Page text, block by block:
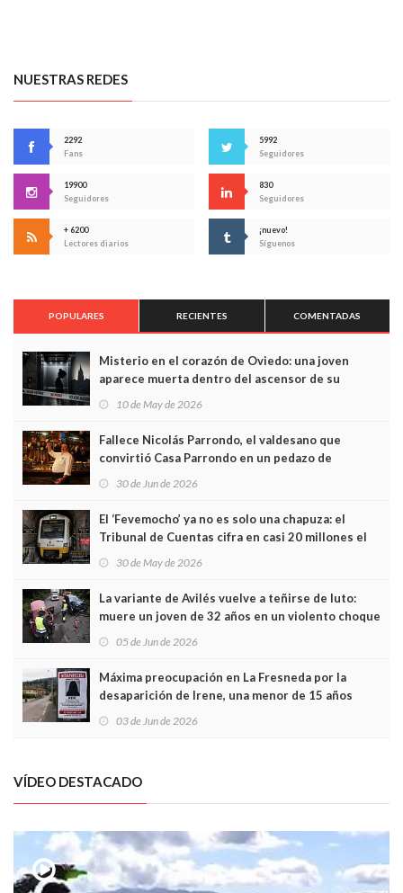
NUESTRAS REDES
2292
Fans
5992
Seguidores
19900
Seguidores
830
Seguidores
+ 6200
Lectores diarios
¡nuevo!
Síguenos
POPULARES RECIENTES COMENTADAS
Misterio en el corazón de Oviedo: una joven
aparece muerta dentro del ascensor de su
10 de May de 2026
Fallece Nicolás Parrondo, el valdesano que
convirtió Casa Parrondo en un pedazo de
30 de Jun de 2026
El ‘Fevemocho’ ya no es solo una chapuza: el
Tribunal de Cuentas cifra en casi 20 millones el
30 de May de 2026
La variante de Avilés vuelve a teñirse de luto:
muere un joven de 32 años en un violento choque
05 de Jun de 2026
Máxima preocupación en La Fresneda por la
desaparición de Irene, una menor de 15 años
03 de Jun de 2026
VÍDEO DESTACADO